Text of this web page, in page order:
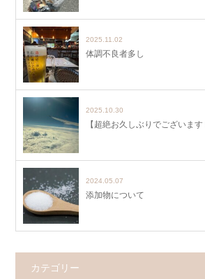
2025.11.02
体調不良者多し
2025.10.30
【超絶お久しぶりでございます
2024.05.07
添加物について
カテゴリー